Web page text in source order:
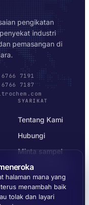
pengikatan
industri
pemasangan di
7191
7187
SYARIKAT
Tentang Kami
Hubungi
Minta sampel
Privasi & Terma
halaman mana yang
menambah baik
tolak dan layari